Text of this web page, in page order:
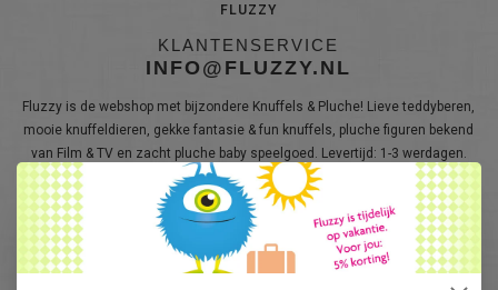
FLUZZY
KLANTENSERVICE
INFO@FLUZZY.NL
Fluzzy is de webshop met bijzondere Knuffels & Pluche! Lieve teddyberen,
mooie knuffeldieren, gekke fantasie & fun knuffels, pluche figuren bekend
van Film & TV en zacht pluche baby speelgoed. Levertijd: 1-3 werdagen.
Gratis verzending (NL) boven €40,-